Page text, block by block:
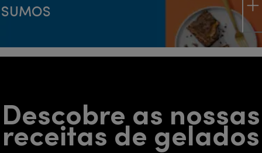
SUMOS
Descobre as nossas
receitas de gelados